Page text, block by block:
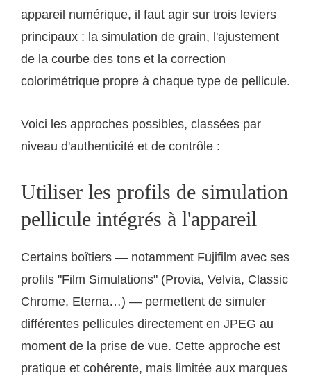
appareil numérique, il faut agir sur trois leviers
principaux : la simulation de grain, l'ajustement
de la courbe des tons et la correction
colorimétrique propre à chaque type de pellicule.
Voici les approches possibles, classées par
niveau d'authenticité et de contrôle :
Utiliser les profils de simulation
pellicule intégrés à l'appareil
Certains boîtiers — notamment Fujifilm avec ses
profils "Film Simulations" (Provia, Velvia, Classic
Chrome, Eterna…) — permettent de simuler
différentes pellicules directement en JPEG au
moment de la prise de vue. Cette approche est
pratique et cohérente, mais limitée aux marques